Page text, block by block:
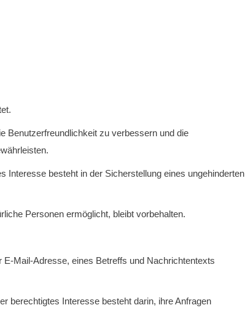
Benutzerfreundlichkeit zu verbessern und die
Interesse besteht in der Sicherstellung eines ungehinderten
Personen ermöglicht, bleibt vorbehalten.
Mail-Adresse, eines Betreffs und Nachrichtentexts
berechtigtes Interesse besteht darin, ihre Anfragen